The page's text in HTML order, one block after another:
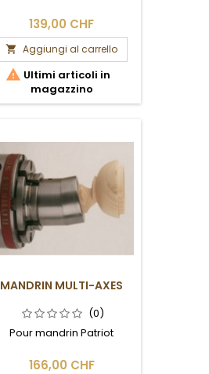
139,00 CHF
 Aggiungi al carrello
 Ultimi articoli in
magazzino
MANDRIN MULTI-AXES
(0)
Pour mandrin Patriot
166,00 CHF